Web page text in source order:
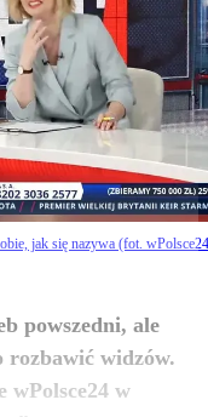
jak się nazywa (fot.
powszedni, ale
widzów.
wPolsce24 w